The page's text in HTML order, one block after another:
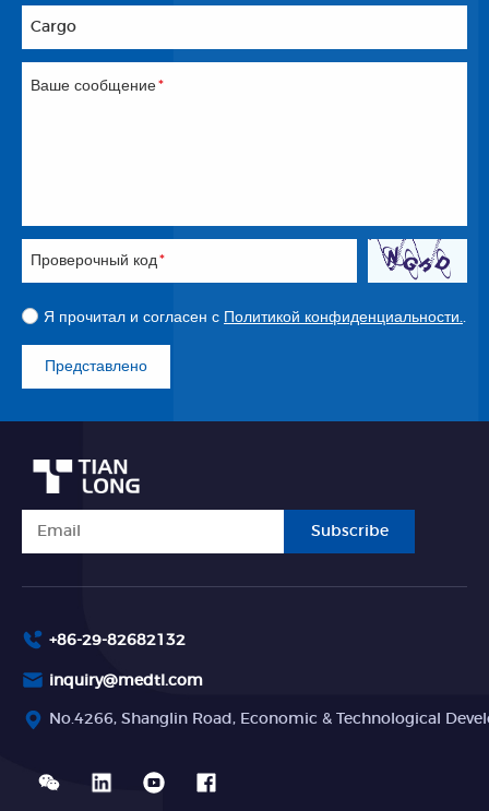
Cargo
Ваше сообщение*
Проверочный код *
Я прочитал и согласен с Политикой конфиденциальности.
Представлено
Subscribe
+86-29-82682132
inquiry@medtl.com
No.4266, Shanglin Road, Economic & Technological